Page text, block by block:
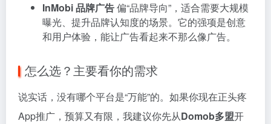
InMobi 品牌广告偏“品牌导向”，适合需要大规模
曝光、提升品牌认知度的场景。它的强项是创意
和用户体验，能让广告看起来不那么像广告。
怎么选？主要看你的需求
说实话，没有哪个平台是“万能”的。如果你现在正头疼
App推广，预算又有限，我建议你先从Domob多盟开